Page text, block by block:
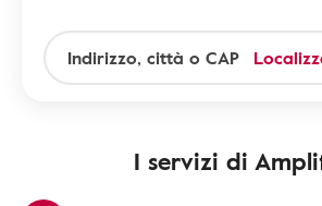
I servizi di